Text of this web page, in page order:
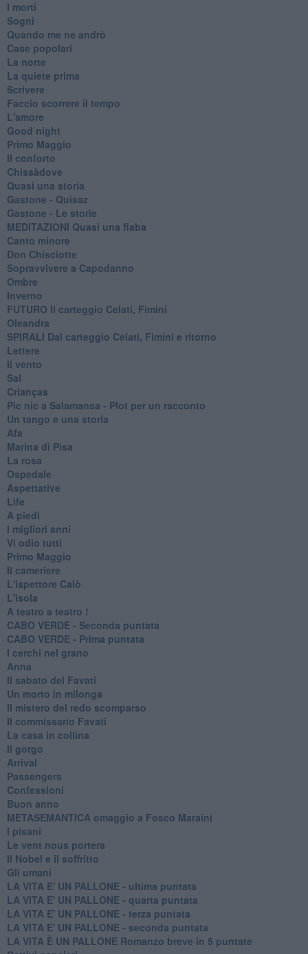
I morti
Sogni
Quando me ne andrò
Case popolari
La notte
La quiete prima
Scrivere
Faccio scorrere il tempo
L'amore
Good night
Primo Maggio
Il conforto
Chissàdove
Quasi una storia
Gastone - Quisaz
Gastone - Le storie
MEDITAZIONI Quasi una fiaba
Canto minore
Don Chisciotte
Sopravvivere a Capodanno
Ombre
Inverno
FUTURO Il carteggio Celati, Fimini
Oleandra
SPIRALI Dal carteggio Celati, Fimini e ritorno
Lettere
Il vento
Sal
Crianças
Pic nic a Salamansa - Plot per un racconto
Un tango e una storia
Afa
Marina di Pisa
La rosa
Ospedale
Aspettative
Life
A piedi
I migliori anni
Vi odio tutti
Primo Maggio
Il cameriere
L'ispettore Calò
L'isola
A teatro a teatro !
CABO VERDE - Seconda puntata
CABO VERDE - Prima puntata
I cerchi nel grano
Anna
Il sabato del Favati
Un morto in milonga
Il mistero del redo scomparso
Il commissario Favati
La casa in collina
Il gorgo
Arrival
Passengers
Confessioni
Buon anno
METASEMANTICA omaggio a Fosco Maraini
I pisani
Le vent nous portera
Il Nobel e il soffritto
Gli umani
LA VITA E' UN PALLONE - ultima puntata
LA VITA E' UN PALLONE - quarta puntata
LA VITA E' UN PALLONE - terza puntata
LA VITA E' UN PALLONE - seconda puntata
LA VITA È UN PALLONE Romanzo breve in 5 puntate